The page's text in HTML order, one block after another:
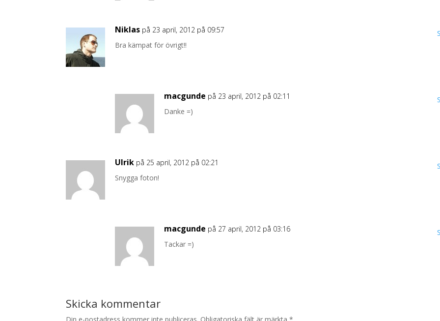
Niklas på 23 april, 2012 på 09:57
Bra kämpat för övrigt!!
macgunde på 23 april, 2012 på 02:11
Danke =)
Ulrik på 25 april, 2012 på 02:21
Snygga foton!
macgunde på 27 april, 2012 på 03:16
Tackar =)
Skicka kommentar